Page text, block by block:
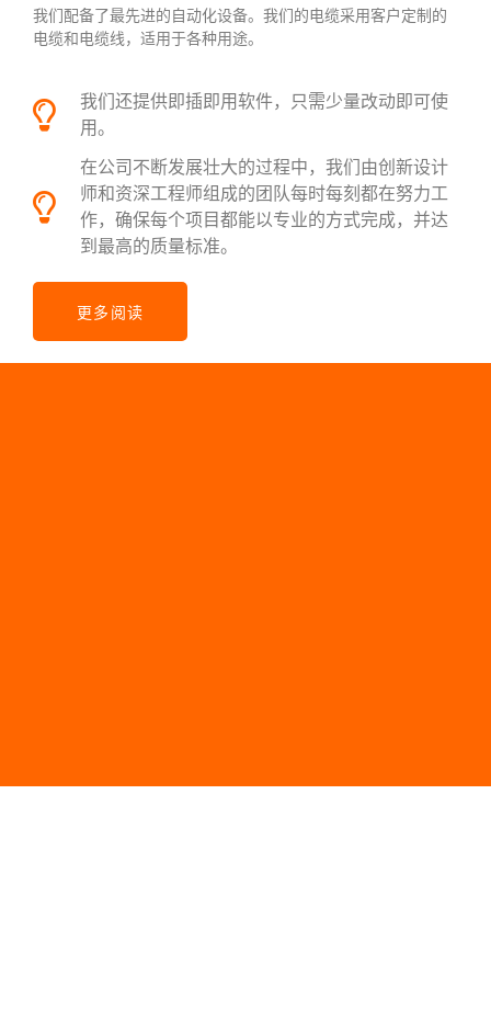
我们配备了最先进的自动化设备。我们的电缆采用客户定制的
电缆和电缆线，适用于各种用途。
我们还提供即插即用软件，只需少量改动即可使
用。
在公司不断发展壮大的过程中，我们由创新设计
师和资深工程师组成的团队每时每刻都在努力工
作，确保每个项目都能以专业的方式完成，并达
到最高的质量标准。
更多阅读